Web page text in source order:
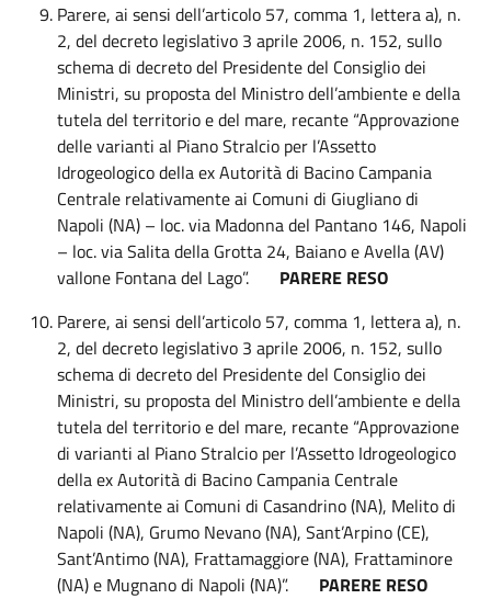
Parere, ai sensi dell’articolo 57, comma 1, lettera a), n.
2, del decreto legislativo 3 aprile 2006, n. 152, sullo
schema di decreto del Presidente del Consiglio dei
Ministri, su proposta del Ministro dell’ambiente e della
tutela del territorio e del mare, recante “Approvazione
delle varianti al Piano Stralcio per l’Assetto
Idrogeologico della ex Autorità di Bacino Campania
Centrale relativamente ai Comuni di Giugliano di
Napoli (NA) – loc. via Madonna del Pantano 146, Napoli
– loc. via Salita della Grotta 24, Baiano e Avella (AV)
vallone Fontana del Lago”. PARERE RESO
Parere, ai sensi dell’articolo 57, comma 1, lettera a), n.
2, del decreto legislativo 3 aprile 2006, n. 152, sullo
schema di decreto del Presidente del Consiglio dei
Ministri, su proposta del Ministro dell’ambiente e della
tutela del territorio e del mare, recante “Approvazione
di varianti al Piano Stralcio per l’Assetto Idrogeologico
della ex Autorità di Bacino Campania Centrale
relativamente ai Comuni di Casandrino (NA), Melito di
Napoli (NA), Grumo Nevano (NA), Sant’Arpino (CE),
Sant’Antimo (NA), Frattamaggiore (NA), Frattaminore
(NA) e Mugnano di Napoli (NA)”. PARERE RESO